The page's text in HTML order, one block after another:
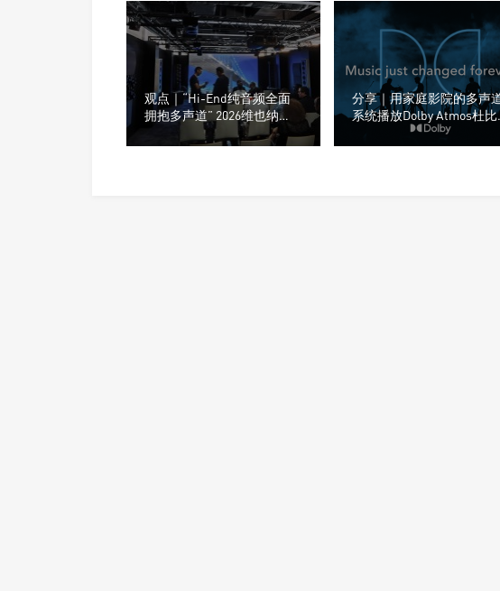
观点｜“Hi-End纯音频全面
拥抱多声道” 2026维也纳
High-End展会上dCS与
Trinnov Audio搭建多声道演
分享｜用家庭影院的多声
系统播放Dolby Atmos杜比
全景声有什么需要注意？